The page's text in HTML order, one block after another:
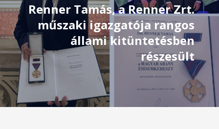
Renner Tamás, a Renner Zrt.
műszaki igazgatója rangos
állami kitüntetésben
részesült